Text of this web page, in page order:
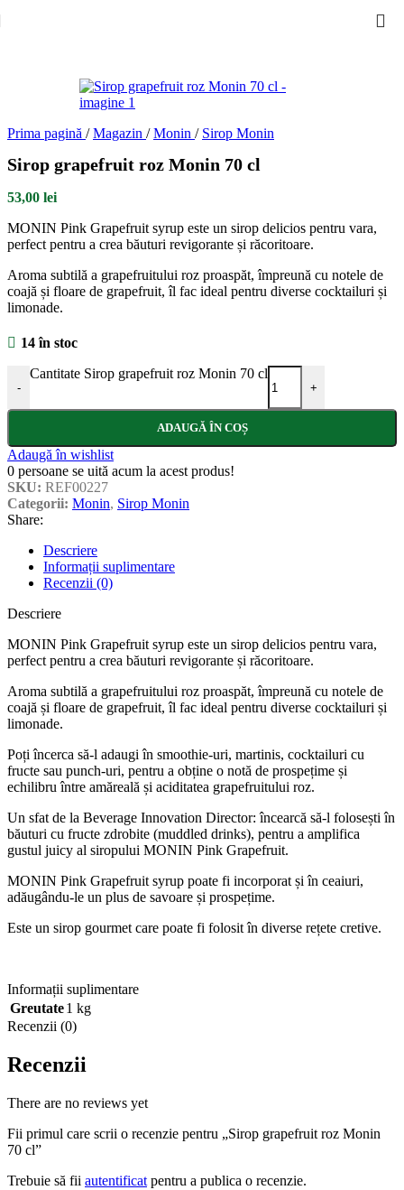
Prima pagină / Magazin / Monin / Sirop Monin
Sirop grapefruit roz Monin 70 cl
53,00 lei
MONIN Pink Grapefruit syrup este un sirop delicios pentru vara,
perfect pentru a crea băuturi revigorante și răcoritoare.
Aroma subtilă a grapefruitului roz proaspăt, împreună cu notele de
coajă și floare de grapefruit, îl fac ideal pentru diverse cocktailuri și
limonade.
14 în stoc
-
Cantitate Sirop grapefruit roz Monin 70 cl
+
ADAUGĂ ÎN COȘ
Adaugă în wishlist
0 persoane se uită acum la acest produs!
SKU: REF00227
Categorii: Monin, Sirop Monin
Share:
Descriere
Informații suplimentare
Recenzii (0)
Descriere
MONIN Pink Grapefruit syrup este un sirop delicios pentru vara,
perfect pentru a crea băuturi revigorante și răcoritoare.
Aroma subtilă a grapefruitului roz proaspăt, împreună cu notele de
coajă și floare de grapefruit, îl fac ideal pentru diverse cocktailuri și
limonade.
Poți încerca să-l adaugi în smoothie-uri, martinis, cocktailuri cu
fructe sau punch-uri, pentru a obține o notă de prospețime și
echilibru între amăreală și aciditatea grapefruitului roz.
Un sfat de la Beverage Innovation Director: încearcă să-l folosești în
băuturi cu fructe zdrobite (muddled drinks), pentru a amplifica
gustul juicy al siropului MONIN Pink Grapefruit.
MONIN Pink Grapefruit syrup poate fi incorporat și în ceaiuri,
adăugându-le un plus de savoare și prospețime.
Este un sirop gourmet care poate fi folosit în diverse rețete cretive.
Informații suplimentare
Greutate1 kg
Recenzii (0)
Recenzii
There are no reviews yet
Fii primul care scrii o recenzie pentru „Sirop grapefruit roz Monin
70 cl”
Trebuie să fii autentificat pentru a publica o recenzie.